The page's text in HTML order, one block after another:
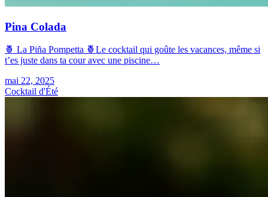
Pina Colada
🍍 La Piña Pompetta 🍍Le cocktail qui goûte les vacances, même si
t’es juste dans ta cour avec une piscine…
mai 22, 2025
Cocktail d'Été